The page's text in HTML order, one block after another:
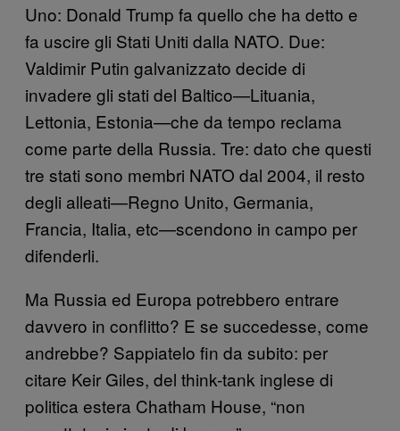
Uno: Donald Trump fa quello che ha detto e
fa uscire gli Stati Uniti dalla NATO. Due:
Valdimir Putin galvanizzato decide di
invadere gli stati del Baltico—Lituania,
Lettonia, Estonia—che da tempo reclama
come parte della Russia. Tre: dato che questi
tre stati sono membri NATO dal 2004, il resto
degli alleati—Regno Unito, Germania,
Francia, Italia, etc—scendono in campo per
difenderli.
Ma Russia ed Europa potrebbero entrare
davvero in conflitto? E se succedesse, come
andrebbe? Sappiatelo fin da subito: per
citare Keir Giles, del think-tank inglese di
politica estera Chatham House, “non